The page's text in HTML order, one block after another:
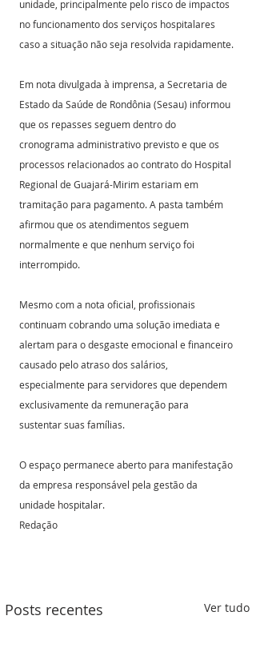
unidade, principalmente pelo risco de impactos
no funcionamento dos serviços hospitalares
caso a situação não seja resolvida rapidamente.
Em nota divulgada à imprensa, a Secretaria de
Estado da Saúde de Rondônia (Sesau) informou
que os repasses seguem dentro do
cronograma administrativo previsto e que os
processos relacionados ao contrato do Hospital
Regional de Guajará-Mirim estariam em
tramitação para pagamento. A pasta também
afirmou que os atendimentos seguem
normalmente e que nenhum serviço foi
interrompido.
Mesmo com a nota oficial, profissionais
continuam cobrando uma solução imediata e
alertam para o desgaste emocional e financeiro
causado pelo atraso dos salários,
especialmente para servidores que dependem
exclusivamente da remuneração para
sustentar suas famílias.
O espaço permanece aberto para manifestação
da empresa responsável pela gestão da
unidade hospitalar.
Redação
Posts recentes Ver tudo